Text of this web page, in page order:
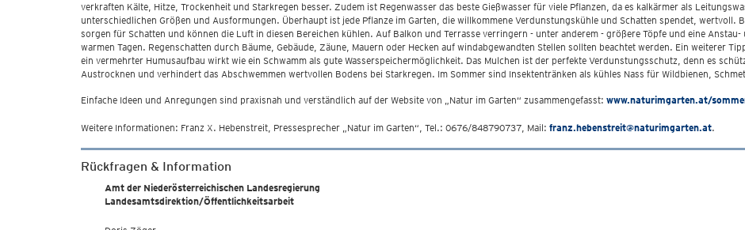
verkraften Kälte, Hitze, Trockenheit und Starkregen besser. Zudem ist Regenwasser das beste Gießwasser für viele Pflanzen, da es kalkärmer als
unterschiedlichen Größen und Ausformungen. Überhaupt ist jede Pflanze im Garten, die willkommene Verdunstungskühle und Schatten spendet, wertvoll.
sorgen für Schatten und können die Luft in diesen Bereichen kühlen. Auf Balkon und Terrasse verringern - unter anderem - größere Töpfe und eine
warmen Tagen. Regenschatten durch Bäume, Gebäude, Zäune, Mauern oder Hecken auf windabgewandten Stellen sollten beachtet werden. Ein weiterer
ein vermehrter Humusaufbau wirkt wie ein Schwamm als gute Wasserspeichermöglichkeit. Das Mulchen ist der perfekte Verdunstungsschutz, denn es
Austrocknen und verhindert das Abschwemmen wertvollen Bodens bei Starkregen. Im Sommer sind Insektentränken als kühles Nass für Wildbienen,
Einfache Ideen und Anregungen sind praxisnah und verständlich auf der Website von „Natur im Garten“ zusammengefasst: www.naturimgarten.at/
Weitere Informationen: Franz X. Hebenstreit, Pressesprecher „Natur im Garten“, Tel.: 0676/848790737, Mail: franz.hebenstreit@naturimgarten.at.
Rückfragen & Information
Amt der Niederösterreichischen Landesregierung
Landesamtsdirektion/Öffentlichkeitsarbeit